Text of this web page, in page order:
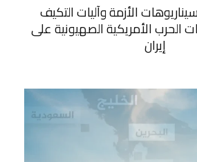
الأزمة وآليات التكيف
الحرب الأمريكية الصهيونية على
إيران